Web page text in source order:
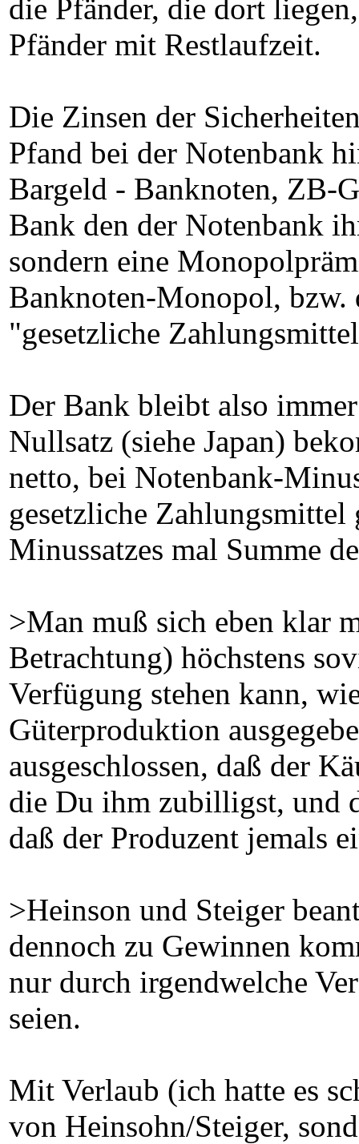
die Pfänder, die dort
Pfänder mit Restlaufzeit.
Die Zinsen der
Pfand bei der Notenbank
Bargeld - Banknoten, ZB-
Bank den der Notenbank
sondern eine
Banknoten-Monopol,
"gesetzliche
Der Bank bleibt also
Nullsatz (siehe Japan)
netto, bei Notenbank-
gesetzliche Zahlungsmittel
Minussatzes mal Summe
>Man muß sich eben klar
Betrachtung) höchstens
Verfügung stehen kann,
Güterproduktion
ausgeschlossen, daß der
die Du ihm zubilligst, und
daß der Produzent jemals
>Heinson und Steiger
dennoch zu Gewinnen
nur durch irgendwelche
seien.
Mit Verlaub (ich hatte es
von Heinsohn/Steiger,